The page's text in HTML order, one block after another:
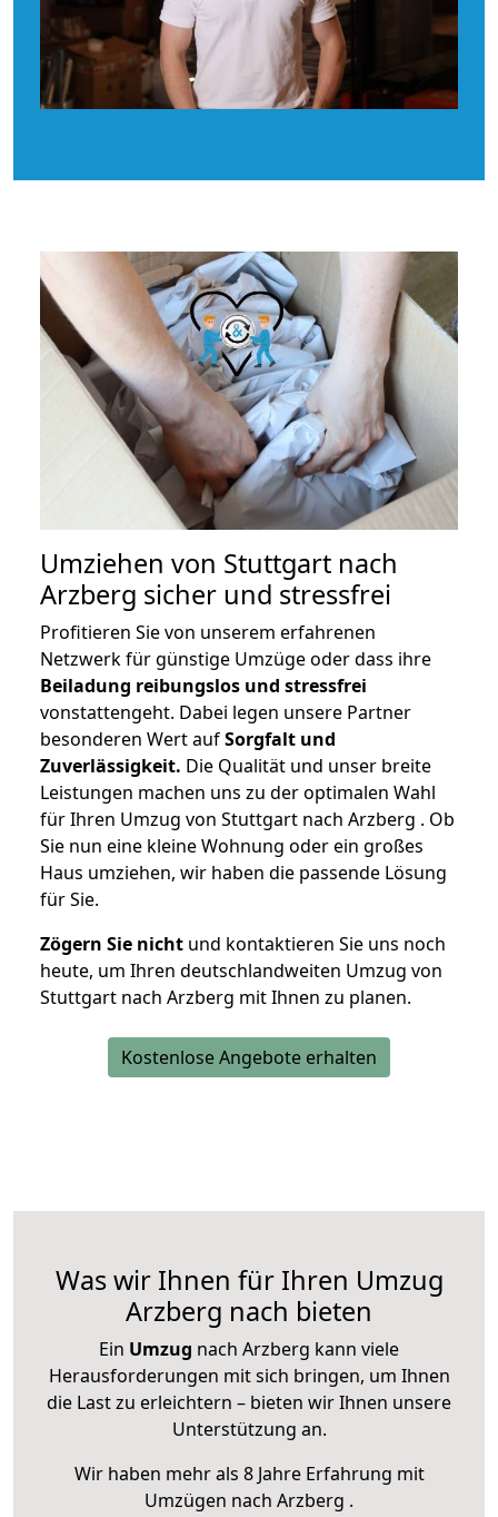
Umziehen von Stuttgart nach
Arzberg sicher und stressfrei
Profitieren Sie von unserem erfahrenen
Netzwerk für günstige Umzüge oder dass ihre
Beiladung reibungslos und stressfrei
vonstattengeht. Dabei legen unsere Partner
besonderen Wert aufSorgfalt und
Zuverlässigkeit. Die Qualität und unser breite
Leistungen machen uns zu der optimalen Wahl
für Ihren Umzug von Stuttgart nach Arzberg . Ob
Sie nun eine kleine Wohnung oder ein großes
Haus umziehen, wir haben die passende Lösung
für Sie.
Zögern Sie nicht und kontaktieren Sie uns noch
heute, um Ihren deutschlandweiten Umzug von
Stuttgart nach Arzberg mit Ihnen zu planen.
Kostenlose Angebote erhalten
Was wir Ihnen für Ihren Umzug
Arzberg nach bieten
Ein Umzug nach Arzberg kann viele
Herausforderungen mit sich bringen, um Ihnen
die Last zu erleichtern – bieten wir Ihnen unsere
Unterstützung an.
Wir haben mehr als 8 Jahre Erfahrung mit
Umzügen nach Arzberg .